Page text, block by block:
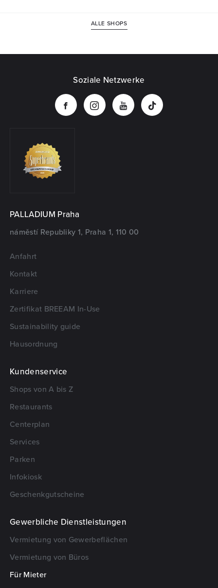
ALLE SHOPS
PALLADIUM Praha
náměstí Republiky 1, Praha 1, 110 00
Anfahrt
Kontakt
Karriere
Zertifikat BREEAM In-Use
Sustainability guide
Hausordnung
Kundenservice
Shops von A bis Z
Restaurants
Centerplan
Services
Parken
Infokiosk
Geschenkgutscheine
Gewerbliche Dienstleistungen
Vermietung von Gewerbeflächen
Vermietung von Büros
Für Mieter
Soziale Netzwerke